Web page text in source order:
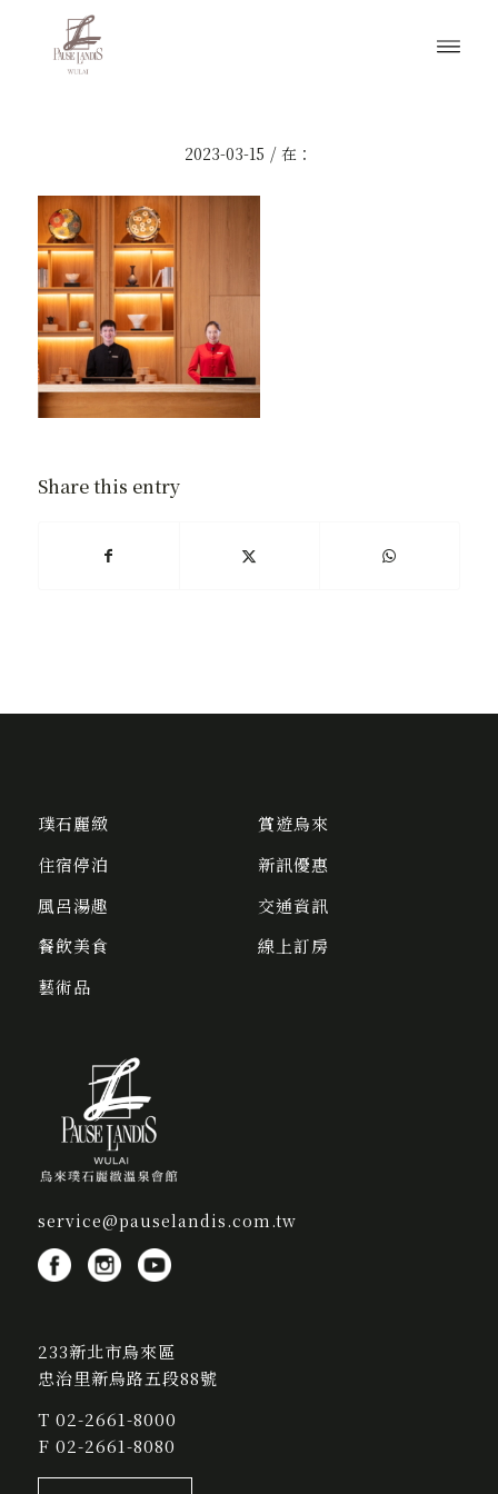
2023-03-15 / 在：
Share this entry
璞石麗緻
住宿停泊
風呂湯趣
餐飲美食
藝術品
賞遊烏來
新訊優惠
交通資訊
線上訂房
service@pauselandis.com.tw
233新北市烏來區
忠治里新烏路五段88號
T 02-2661-8000
F 02-2661-8080